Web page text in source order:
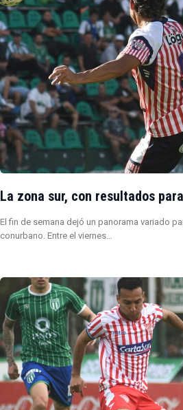
La zona sur, con resultados
El fin de semana dejó un panorama variado
conurbano. Entre el viernes…